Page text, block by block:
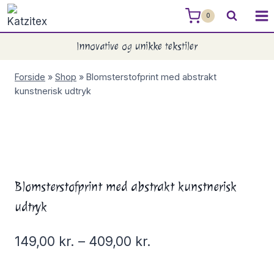
Skip
to
0
Innovative og unikke tekstiler
Forside » Shop » Blomsterstofprint med abstrakt
kunstnerisk udtryk
Blomsterstofprint med abstrakt kunstnerisk
udtryk
149,00 kr. – 409,00 kr.